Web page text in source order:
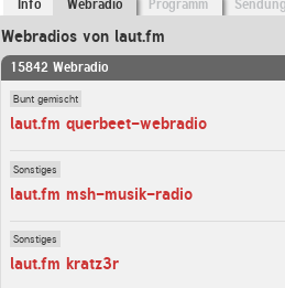
Info Webradio Programm
Webradios von laut.fm
15842 Webradio
Bunt gemischt
laut.fm querbeet-webradio
Sonstiges
laut.fm msh-musik-radio
Sonstiges
laut.fm kratz3r